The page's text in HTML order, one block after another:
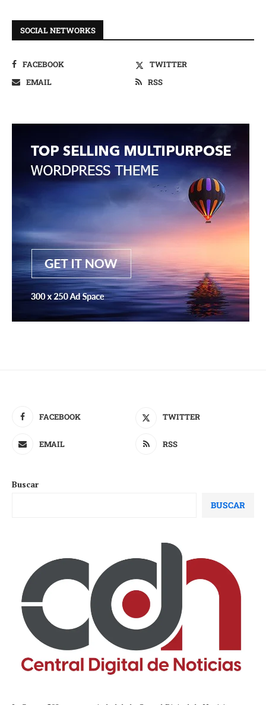
SOCIAL NETWORKS
FACEBOOK
TWITTER
EMAIL
RSS
FACEBOOK TWITTER
EMAIL RSS
Buscar
BUSCAR